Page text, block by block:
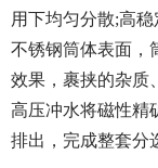
用下均匀分散;高
不锈钢筒体表面，
效果，裹挟的杂质
高压冲水将磁性精
排出，完成整套分